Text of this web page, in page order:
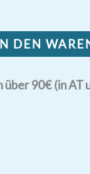
DEN
über 90€ (in AT